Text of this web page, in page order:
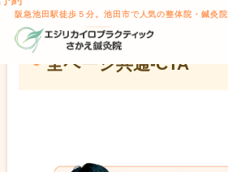
本文へスキップ
阪急池田駅徒歩５分。池田市で人気の整体院・鍼灸院
TOP
全ページ共通-CTA